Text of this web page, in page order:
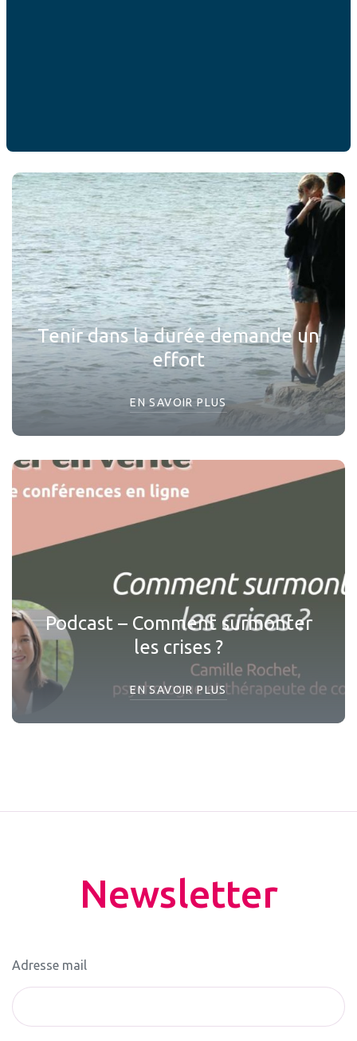
Tenir dans la durée demande un
effort
EN SAVOIR PLUS
Podcast – Comment surmonter
les crises ?
EN SAVOIR PLUS
Newsletter
Adresse mail